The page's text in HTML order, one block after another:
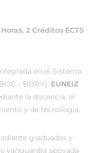
2 Créditos ECTS
en el Sistema
– BOPV). EUNEIZ
la docencia, el
y de tecnología.
graduados y
vanguardia apoyada